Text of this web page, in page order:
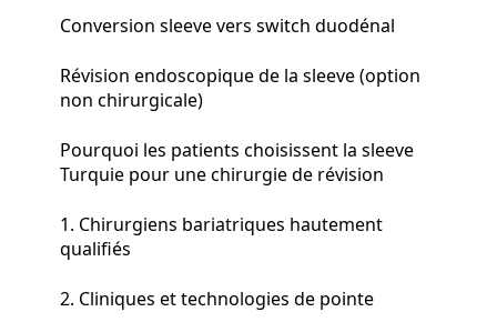
Conversion sleeve vers switch duodénal
Révision endoscopique de la sleeve (option
non chirurgicale)
Pourquoi les patients choisissent la sleeve
Turquie pour une chirurgie de révision
1. Chirurgiens bariatriques hautement
qualifiés
2. Cliniques et technologies de pointe